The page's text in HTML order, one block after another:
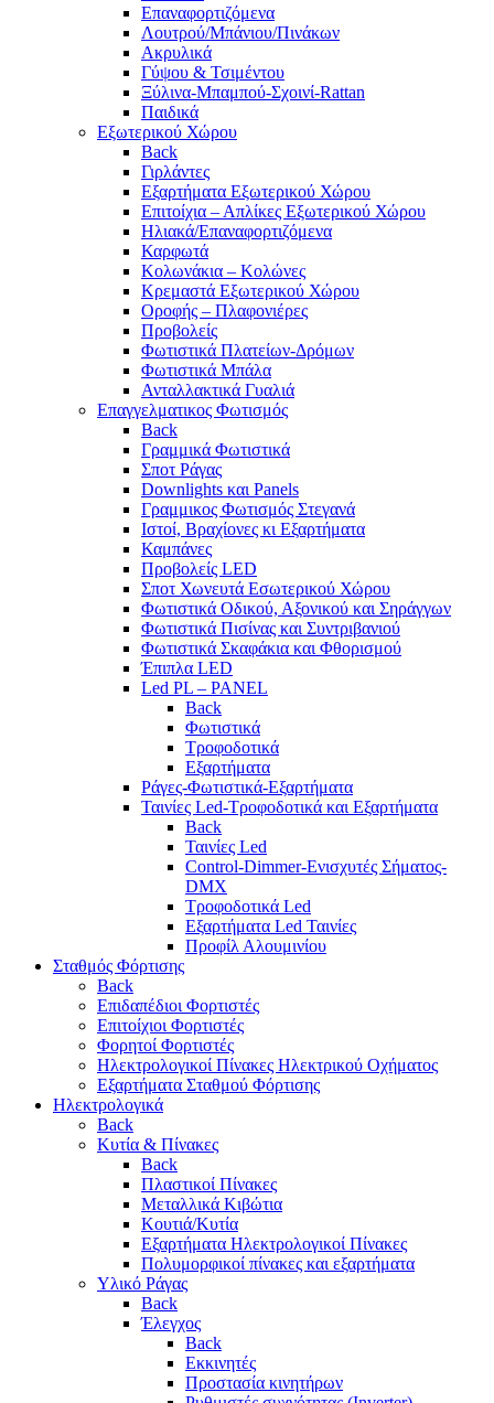
Επαναφορτιζόμενα
Λουτρού/Μπάνιου/Πινάκων
Ακρυλικά
Γύψου & Τσιμέντου
Ξύλινα-Μπαμπού-Σχοινί-Rattan
Παιδικά
Εξωτερικού Χώρου
Back
Γιρλάντες
Εξαρτήματα Εξωτερικού Χώρου
Επιτοίχια – Απλίκες Εξωτερικού Χώρου
Ηλιακά/Επαναφορτιζόμενα
Καρφωτά
Κολωνάκια – Κολώνες
Κρεμαστά Εξωτερικού Χώρου
Οροφής – Πλαφονιέρες
Προβολείς
Φωτιστικά Πλατείων-Δρόμων
Φωτιστικά Μπάλα
Ανταλλακτικά Γυαλιά
Επαγγελματικος Φωτισμός
Back
Γραμμικά Φωτιστικά
Σποτ Ράγας
Downlights και Panels
Γραμμικος Φωτισμός Στεγανά
Ιστοί, Βραχίονες κι Εξαρτήματα
Καμπάνες
Προβολείς LED
Σποτ Χωνευτά Εσωτερικού Χώρου
Φωτιστικά Οδικού, Αξονικού και Σηράγγων
Φωτιστικά Πισίνας και Συντριβανιού
Φωτιστικά Σκαφάκια και Φθορισμού
Έπιπλα LED
Led PL – PANEL
Back
Φωτιστικά
Τροφοδοτικά
Εξαρτήματα
Ράγες-Φωτιστικά-Εξαρτήματα
Ταινίες Led-Τροφοδοτικά και Εξαρτήματα
Back
Ταινίες Led
Control-Dimmer-Ενισχυτές Σήματος-
DMX
Τροφοδοτικά Led
Εξαρτήματα Led Ταινίες
Προφίλ Αλουμινίου
Σταθμός Φόρτισης
Back
Επιδαπέδιοι Φορτιστές
Επιτoίχιοι Φορτιστές
Φορητοί Φορτιστές
Ηλεκτρολογικοί Πίνακες Ηλεκτρικού Οχήματος
Εξαρτήματα Σταθμού Φόρτισης
Ηλεκτρολογικά
Back
Κυτία & Πίνακες
Back
Πλαστικοί Πίνακες
Μεταλλικά Κιβώτια
Κουτιά/Κυτία
Εξαρτήματα Ηλεκτρολογικοί Πίνακες
Πολυμορφικοί πίνακες και εξαρτήματα
Υλικό Ράγας
Back
Έλεγχος
Back
Εκκινητές
Προστασία κινητήρων